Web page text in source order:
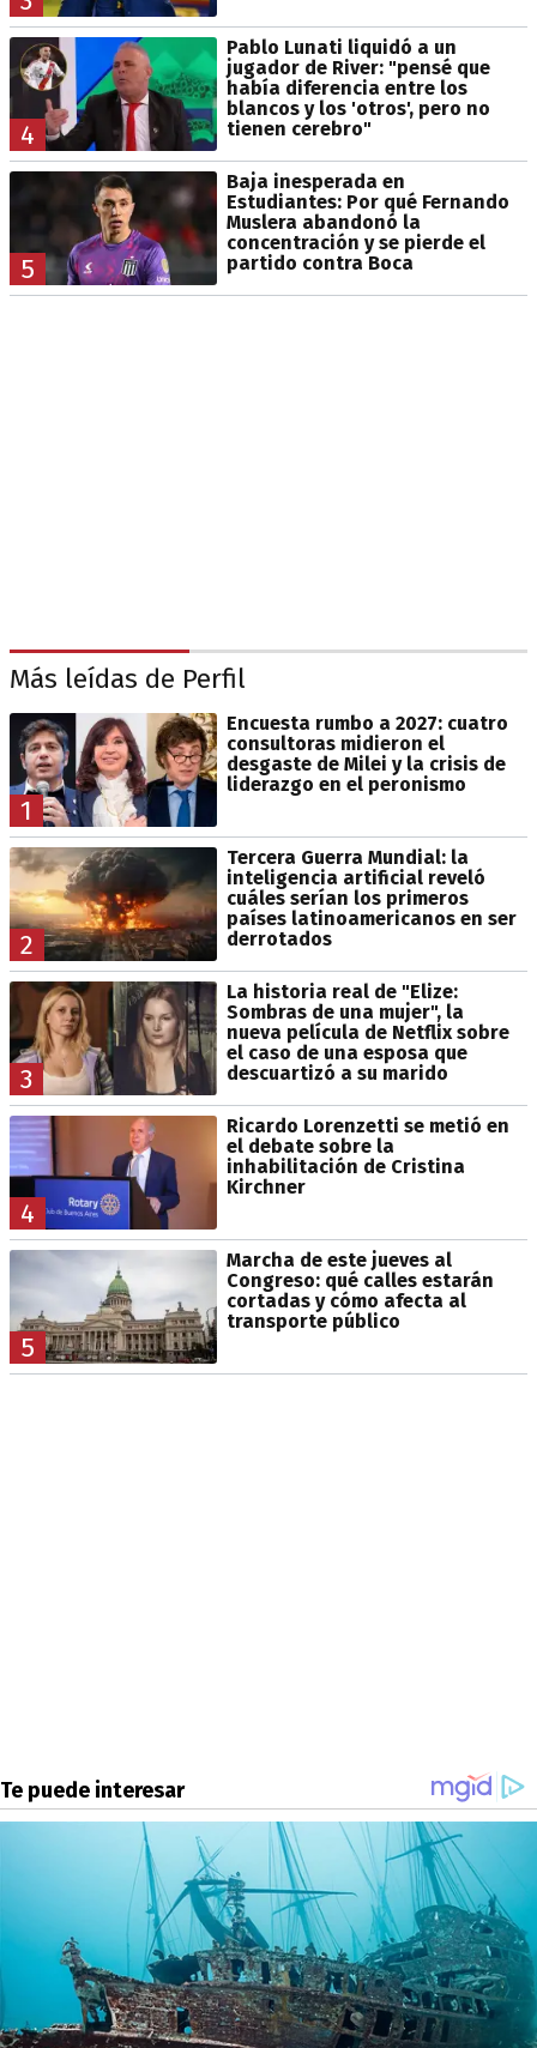
4
Pablo Lunati liquidó a un
jugador de River: "pensé que
había diferencia entre los
blancos y los 'otros', pero no
tienen cerebro"
5
Baja inesperada en
Estudiantes: Por qué Fernando
Muslera abandonó la
concentración y se pierde el
partido contra Boca
Más leídas de Perfil
1
Encuesta rumbo a 2027: cuatro
consultoras midieron el
desgaste de Milei y la crisis de
liderazgo en el peronismo
2
Tercera Guerra Mundial: la
inteligencia artificial reveló
cuáles serían los primeros
países latinoamericanos en ser
derrotados
3
La historia real de "Elize:
Sombras de una mujer", la
nueva película de Netflix sobre
el caso de una esposa que
descuartizó a su marido
4
Ricardo Lorenzetti se metió en
el debate sobre la
inhabilitación de Cristina
Kirchner
5
Marcha de este jueves al
Congreso: qué calles estarán
cortadas y cómo afecta al
transporte público